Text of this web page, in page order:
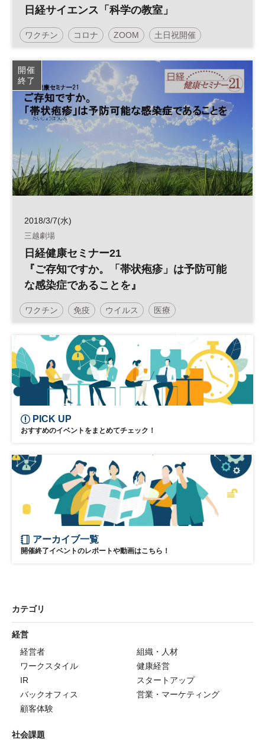
日経サイエンス「科学の教室」
ワクチン コロナ ZOOM 土日祝開催
開催
終了
2018/3/7(水)
三越劇場
日経健康セミナー21
『ご存知ですか。「帯状疱疹」は予防可能
な感染症であることを』
ワクチン 免疫 ウイルス 医療
日経健康セミナー
PICK UP
おすすめのイベントをまとめてチェック！
アーカイブ一覧
開催終了イベントのレポートや動画はこちら！
カテゴリ
経営
経営者
組織・人材
ワークスタイル
健康経営
IR
スタートアップ
バックオフィス
営業・マーケティング
顧客体験
社会課題